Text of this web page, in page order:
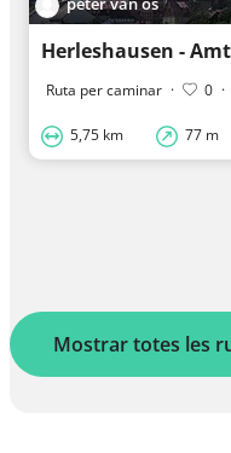
Herleshausen -
Ruta per caminar · 0 ·
5,75 km 77 m
Mostrar totes les